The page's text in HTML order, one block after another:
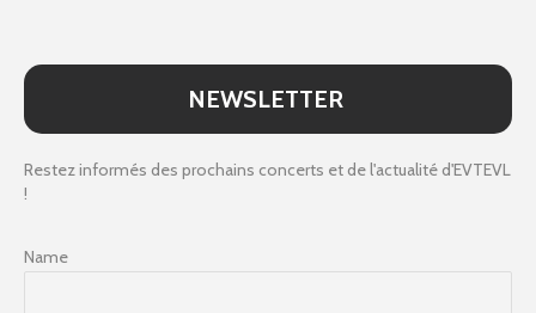
NEWSLETTER
Restez informés des prochains concerts et de l'actualité d'EVTEVL
!
Name